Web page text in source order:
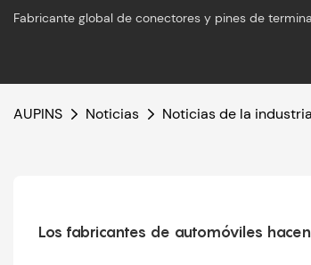
Fabricante global de conectores y pines de
AUPINS Noticias Noticias de la industria
Los fabricantes de automóviles